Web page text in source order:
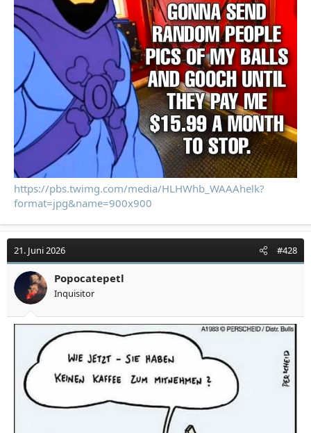
https://pbs.twimg.com/media/HLHWhb_WAAAhelk?
format=jpg&name=900x900
21. Juni 2026 #428
Popocatepetl
Inquisitor